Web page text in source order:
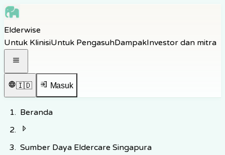
Skip to navigation
Skip to footer
Elderwise
Untuk KlinisiUntuk PengasuhDampakInvestor dan mitra
🇮🇩 Masuk
Beranda
Sumber Daya Eldercare Singapura